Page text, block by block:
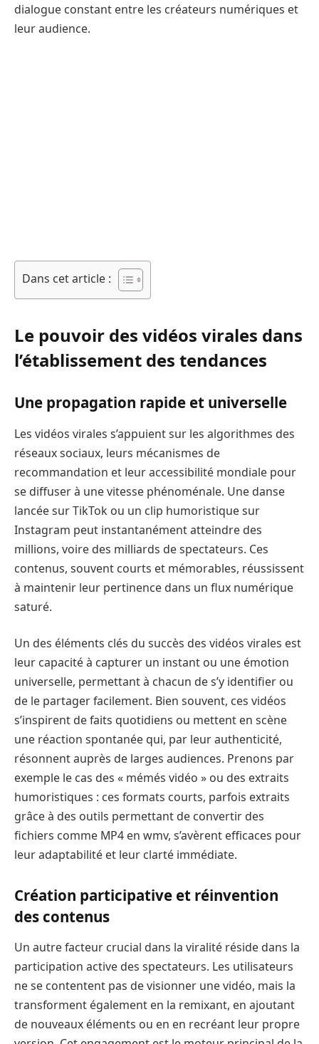
dialogue constant entre les créateurs numériques et
leur audience.
Dans cet article :
Le pouvoir des vidéos virales dans
l’établissement des tendances
Une propagation rapide et universelle
Les vidéos virales s’appuient sur les algorithmes des
réseaux sociaux, leurs mécanismes de
recommandation et leur accessibilité mondiale pour
se diffuser à une vitesse phénoménale. Une danse
lancée sur TikTok ou un clip humoristique sur
Instagram peut instantanément atteindre des
millions, voire des milliards de spectateurs. Ces
contenus, souvent courts et mémorables, réussissent
à maintenir leur pertinence dans un flux numérique
saturé.
Un des éléments clés du succès des vidéos virales est
leur capacité à capturer un instant ou une émotion
universelle, permettant à chacun de s’y identifier ou
de le partager facilement. Bien souvent, ces vidéos
s’inspirent de faits quotidiens ou mettent en scène
une réaction spontanée qui, par leur authenticité,
résonnent auprès de larges audiences. Prenons par
exemple le cas des « mémés vidéo » ou des extraits
humoristiques : ces formats courts, parfois extraits
grâce à des outils permettant de convertir des
fichiers comme MP4 en wmv, s’avèrent efficaces pour
leur adaptabilité et leur clarté immédiate.
Création participative et réinvention
des contenus
Un autre facteur crucial dans la viralité réside dans la
participation active des spectateurs. Les utilisateurs
ne se contentent pas de visionner une vidéo, mais la
transforment également en la remixant, en ajoutant
de nouveaux éléments ou en en recréant leur propre